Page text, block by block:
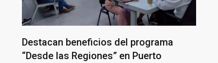
Destacan beneficios del programa
“Desde las Regiones” en Puerto